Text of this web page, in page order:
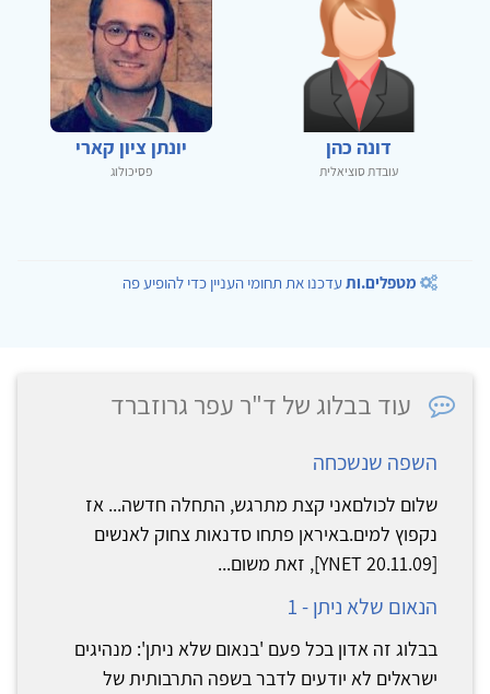
דונה כהן
עובדת סוציאלית
יונתן ציון קארי
פסיכולוג
מטפלים.ותעדכנו את תחומי העניין כדי להופיע פה
עוד בבלוג של ד"ר עפר גרוזברד
השפה שנשכחה
שלום לכולםאני קצת מתרגש, התחלה חדשה... אז
נקפוץ למים.באיראן פתחו סדנאות צחוק לאנשים
[YNET 20.11.09], זאת משום...
הנאום שלא ניתן - 1
בבלוג זה אדון בכל פעם 'בנאום שלא ניתן': מנהיגים
ישראלים לא יודעים לדבר בשפה התרבותית של